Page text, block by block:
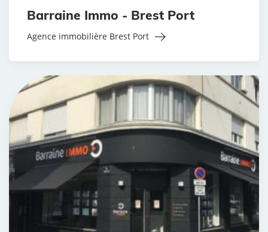
Barraine Immo - Brest Port
Agence immobilière Brest Port